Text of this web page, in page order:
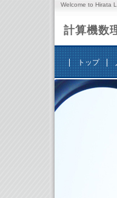
Welcome to Hirata
計算
トップ